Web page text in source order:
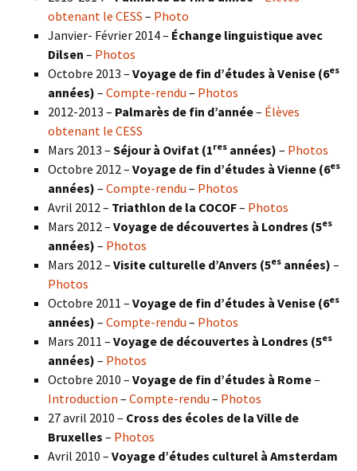
obtenant le CESS – Photo
Janvier- Février 2014 – Échange linguistique avec
Dilsen – Photos
Octobre 2013 – Voyage de fin d’études à Venise (6es
années) – Compte-rendu – Photos
2012-2013 – Palmarès de fin d’année– Élèves
obtenant le CESS
Mars 2013 – Séjour à Ovifat (1res années) – Photos
Octobre 2012 – Voyage de fin d’études à Vienne (6es
années) – Compte-rendu – Photos
Avril 2012 – Triathlon de la COCOF– Photos
Mars 2012 – Voyage de découvertes à Londres (5es
années) – Photos
Mars 2012 – Visite culturelle d’Anvers (5es années) –
Photos
Octobre 2011 – Voyage de fin d’études à Venise (6es
années) – Compte-rendu – Photos
Mars 2011 – Voyage de découvertes à Londres (5es
années) – Photos
Octobre 2010 – Voyage de fin d’études à Rome–
Introduction – Compte-rendu – Photos
27 avril 2010 – Cross des écoles de la Ville de
Bruxelles – Photos
Avril 2010 – Voyage d’études culturel à Amsterdam